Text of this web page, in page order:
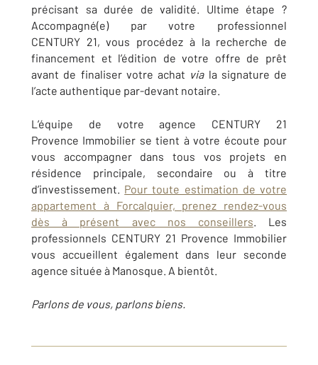
précisant sa durée de validité. Ultime étape ?
Accompagné(e) par votre professionnel
CENTURY 21, vous procédez à la recherche de
financement et l’édition de votre offre de prêt
avant de finaliser votre achat viala signature de
l’acte authentique par-devant notaire.
L’équipe de votre agence CENTURY 21
Provence Immobilier se tient à votre écoute pour
vous accompagner dans tous vos projets en
résidence principale, secondaire ou à titre
d’investissement. Pour toute estimation de votre
appartement à Forcalquier, prenez rendez-vous
dès à présent avec nos conseillers . Les
professionnels CENTURY 21 Provence Immobilier
vous accueillent également dans leur seconde
agence située à Manosque. A bientôt.
Parlons de vous, parlons biens.